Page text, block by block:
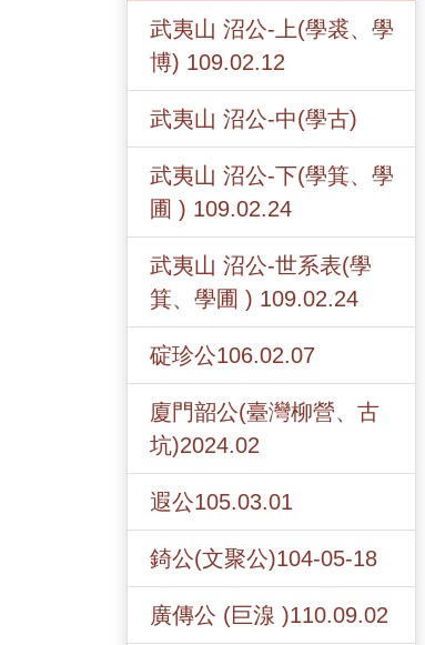
武夷山 沼公-上(學裘、學
博) 109.02.12
武夷山 沼公-中(學古)
武夷山 沼公-下(學箕、學
圃 ) 109.02.24
武夷山 沼公-世系表(學
箕、學圃 ) 109.02.24
碇珍公106.02.07
廈門韶公(臺灣柳營、古
坑)2024.02
遐公105.03.01
錡公(文聚公)104-05-18
廣傳公 (巨湶 )110.09.02